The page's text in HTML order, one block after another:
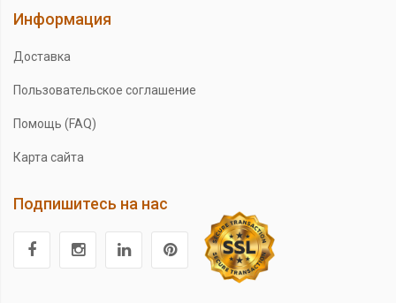
Информация
Доставка
Пользовательское соглашение
Помощь (FAQ)
Карта сайта
Подпишитесь на нас